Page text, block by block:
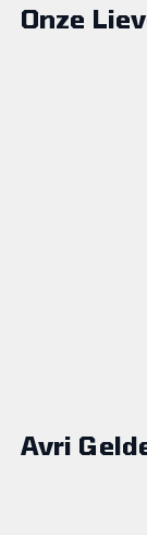
Onze
Avri